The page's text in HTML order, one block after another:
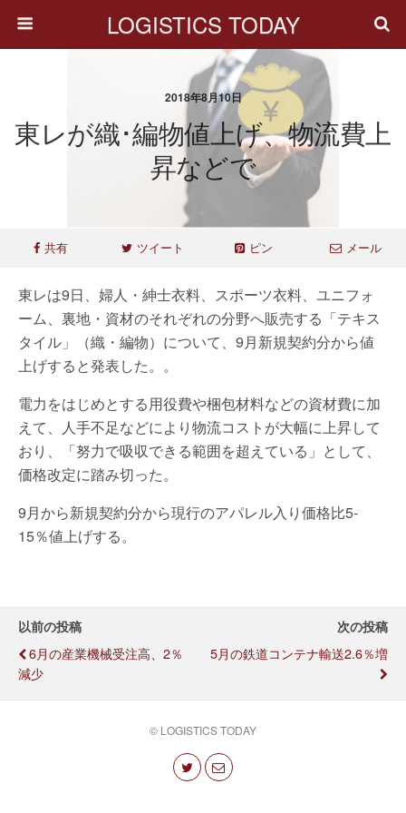
LOGISTICS TODAY
2018年8月10日
東レが織･編物値上げ、物流費上
昇などで
共有 ツイート ピン メール
東レは9日、婦人・紳士衣料、スポーツ衣料、ユニフォ
ーム、裏地・資材のそれぞれの分野へ販売する「テキス
タイル」（織・編物）について、9月新規契約分から値
上げすると発表した。。
電力をはじめとする用役費や梱包材料などの資材費に加
えて、人手不足などにより物流コストが大幅に上昇して
おり、「努力で吸収できる範囲を超えている」として、
価格改定に踏み切った。
9月から新規契約分から現行のアパレル入り価格比5-
15％値上げする。
以前の投稿
6月の産業機械受注高、2％
減少
次の投稿
5月の鉄道コンテナ輸送2.6％増
© LOGISTICS TODAY